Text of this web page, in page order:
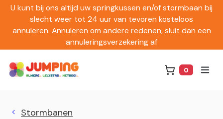
U kunt bij ons altijd uw springkussen en/of stormbaan bij
slecht weer tot 24 uur van tevoren kosteloos
annuleren. Annuleren om andere redenen, sluit dan een
annuleringsverzekering af
0
Stormbanen